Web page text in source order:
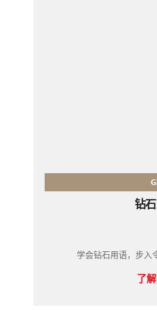
钻
学会钻石用语，步入
了